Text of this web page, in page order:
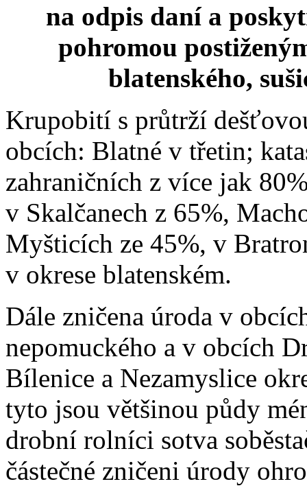
na odpis daní a
pohromou
blatenského,
Krupobití s průtrží
obcích: Blatné v třetin;
zahraničních z více jak
v Skalčanech z 65%,
Myšticích ze 45%, v
v okrese blatenském.
Dále zničena úroda v
nepomuckého a v obcích
Bílenice a Nezamyslice
tyto jsou většinou půdy
drobní rolníci sotva
částečné zničeni úrody